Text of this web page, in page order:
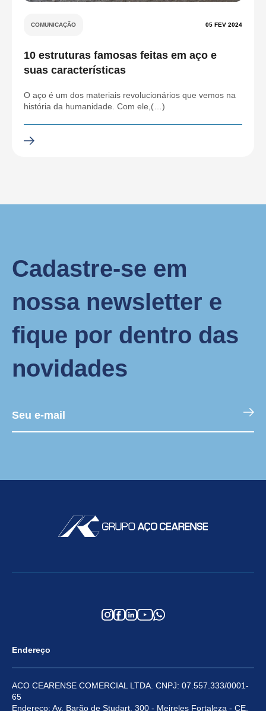
COMUNICAÇÃO 05 FEV 2024
10 estruturas famosas feitas em aço e
suas características
O aço é um dos materiais revolucionários que vemos na
história da humanidade. Com ele,(…)
Cadastre-se em
nossa newsletter e
fique por dentro das
novidades
Endereço
ACO CEARENSE COMERCIAL LTDA. CNPJ: 07.557.333/0001-
65
Endereço: Av. Barão de Studart, 300 - Meireles Fortaleza - CE,